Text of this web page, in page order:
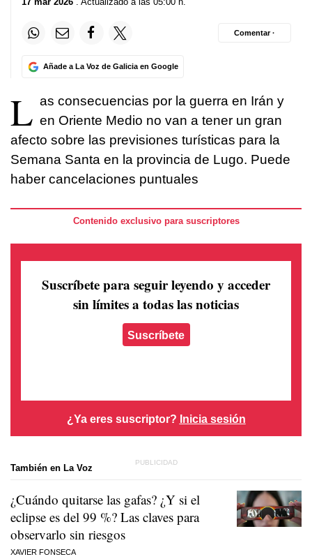
Añade a La Voz de Galicia en Google
Comentar ·
L as consecuencias por la guerra en Irán y
en Oriente Medio no van a tener un gran
afecto sobre las previsiones turísticas para la
Semana Santa en la provincia de Lugo. Puede
haber cancelaciones puntuales
Contenido exclusivo para suscriptores
Suscríbete para seguir leyendo y acceder
sin límites a todas las noticias
Suscríbete
¿Ya eres suscriptor? Inicia sesión
También en La Voz
¿Cuándo quitarse las gafas? ¿Y si el
eclipse es del 99 %? Las claves para
observarlo sin riesgos
XAVIER FONSECA